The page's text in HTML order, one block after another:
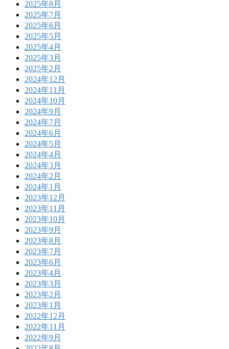
2025年8月
2025年7月
2025年6月
2025年5月
2025年4月
2025年3月
2025年2月
2024年12月
2024年11月
2024年10月
2024年9月
2024年7月
2024年6月
2024年5月
2024年4月
2024年3月
2024年2月
2024年1月
2023年12月
2023年11月
2023年10月
2023年9月
2023年8月
2023年7月
2023年6月
2023年4月
2023年3月
2023年2月
2023年1月
2022年12月
2022年11月
2022年9月